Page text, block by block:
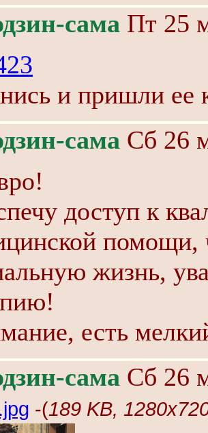
сама Пт 25
и пришли
сама Сб 26
доступ к
помощи,
жизнь,
есть
сама Сб 26
.jpg -(189 KB,